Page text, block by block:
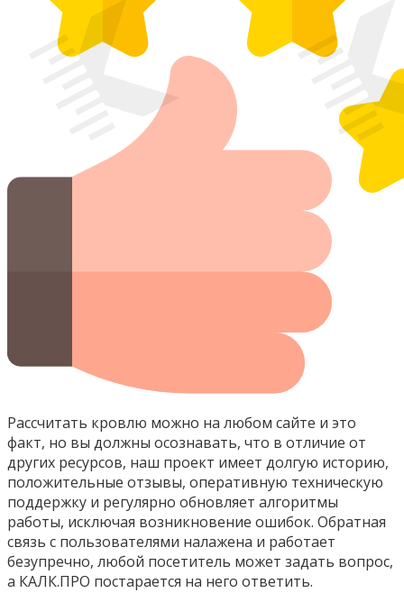
Рассчитать кровлю можно на любом сайте и это
факт, но вы должны осознавать, что в отличие от
других ресурсов, наш проект имеет долгую историю,
положительные отзывы, оперативную техническую
поддержку и регулярно обновляет алгоритмы
работы, исключая возникновение ошибок. Обратная
связь с пользователями налажена и работает
безупречно, любой посетитель может задать вопрос,
а КАЛК.ПРО постарается на него ответить.